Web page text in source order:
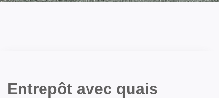
Entrepôt avec quais